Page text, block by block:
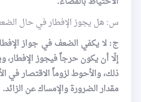
س: هل يجوز الإفطار في حال
ج: لا يكفي الضعف في جواز
إلّا أن يكون حرجاً فيجوز
ذلك، والأحوط لزوماً الاقتصار في
مقدار الضرورة والإمساك عن الزائد.